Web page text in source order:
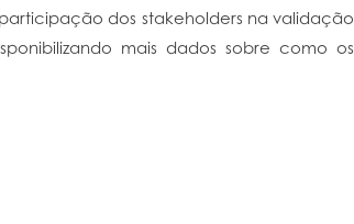
dos stakeholders na validação
mais dados sobre como os